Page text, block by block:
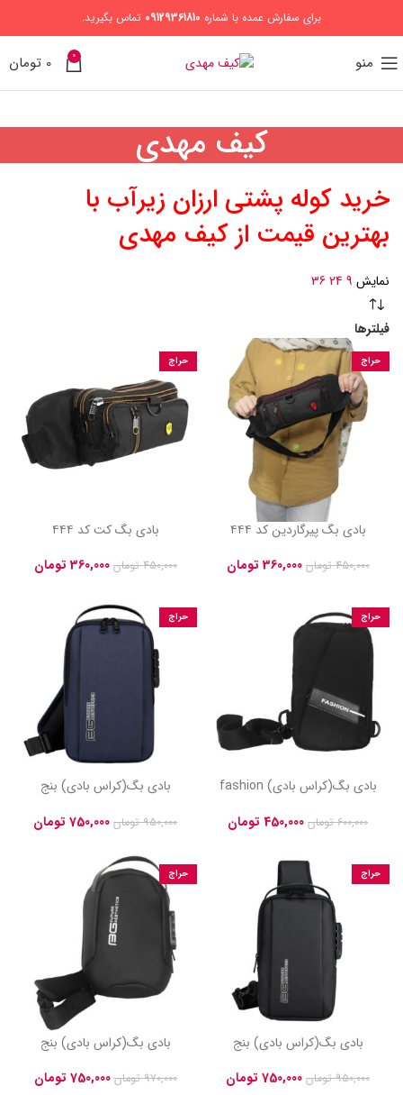
برای سفارش عمده با شماره 09129361810 تماس بگیرید.
منو 0
0 تومان
کیف مهدی
خرید کوله پشتی ارزان زيرآب با
بهترین قیمت از کیف مهدی
نمایش 9
24
36
فیلترها
حراج
بادی بگ پیرگاردین کد ۴۴۴
450,000 تومان 360,000 تومان
حراج
بادی بگ کت کد ۴۴۴
450,000 تومان 360,000 تومان
حراج
بادی بگ(کراس بادی) fashion
600,000 تومان 450,000 تومان
حراج
بادی بگ(کراس بادی) بنج
950,000 تومان 750,000 تومان
حراج
بادی بگ(کراس بادی) بنج
950,000 تومان 750,000 تومان
حراج
بادی بگ(کراس بادی) بنج
970,000 تومان 750,000 تومان